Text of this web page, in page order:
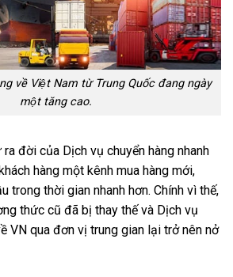
về Việt Nam từ Trung Quốc đang ngày
một tăng cao.
đời của Dịch vụ chuyển hàng nhanh
hàng một kênh mua hàng mới,
trong thời gian nhanh hơn. Chính vì thế,
thức cũ đã bị thay thế và Dịch vụ
VN qua đơn vị trung gian lại trở nên nở